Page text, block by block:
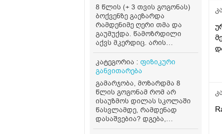
11.1,კვლავ გაუგრძელეო
თქვა წამალი,4 დან 6
თვემდე მკურნალობენ ამ
წამლითო...ბავშვს
არუყვარს დალევა ხან.
სვავს ხან არა,..მართლა
დაბალია 11.1 მაჩვენებელი?
ვნერვიულობ
8 წლის (+ 3 თვის გოგონას)
ბოქვენზე გაეზარდა
რამდენიმე ღერი თმა და
გაუმუქდა. წამოზრდილი
აქვს მკერდიც. არის
ასაკთან შედარებით
მაღალი და აქვს წონაც ( 44
კგ). რამდენად საშიშია, რას
რამდენად ნორმალურია?
და რა გავლენა შეიძლება
იქონიოს ამ ყველაფერმა.
კატეგორია : ფიზიკური
განვითარება
გამარჯობა, მოზარდმა 8
წლის გოგონამ რომ არ
ისაუზმოს დილას სკოლაში
წასვლამდე, რამდენად
დასაშვებია? დგება,
იღვიძებს 8 საათზე,